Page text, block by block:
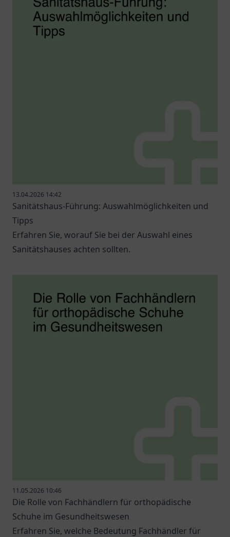
13.04.2026 14:42
Sanitätshaus-Führung: Auswahlmöglichkeiten und
Tipps
Erfahren Sie, worauf Sie bei der Auswahl eines
Sanitätshauses achten sollten.
11.05.2026 10:46
Die Rolle von Fachhändlern für orthopädische
Schuhe im Gesundheitswesen
Erfahren Sie, welche Bedeutung Fachhändler für